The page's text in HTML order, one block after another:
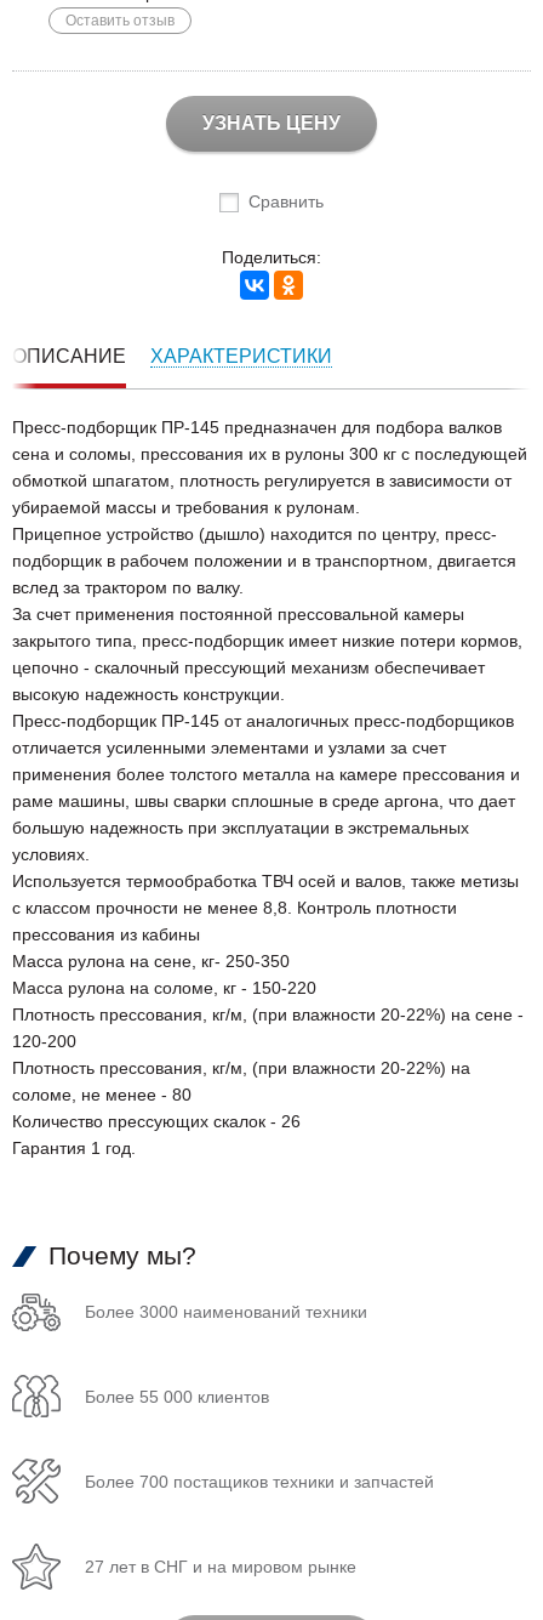
Оставить отзыв
УЗНАТЬ ЦЕНУ
Сравнить
Поделиться:
ОПИСАНИЕ ХАРАКТЕРИСТИКИ
Пресс-подборщик ПР-145 предназначен для подбора валков
сена и соломы, прессования их в рулоны 300 кг с последующей
обмоткой шпагатом, плотность регулируется в зависимости от
убираемой массы и требования к рулонам.
Прицепное устройство (дышло) находится по центру, пресс-
подборщик в рабочем положении и в транспортном, двигается
вслед за трактором по валку.
За счет применения постоянной прессовальной камеры
закрытого типа, пресс-подборщик имеет низкие потери кормов,
цепочно - скалочный прессующий механизм обеспечивает
высокую надежность конструкции.
Пресс-подборщик ПР-145 от аналогичных пресс-подборщиков
отличается усиленными элементами и узлами за счет
применения более толстого металла на камере прессования и
раме машины, швы сварки сплошные в среде аргона, что дает
большую надежность при эксплуатации в экстремальных
условиях.
Используется термообработка ТВЧ осей и валов, также метизы
с классом прочности не менее 8,8. Контроль плотности
прессования из кабины
Масса рулона на сене, кг- 250-350
Масса рулона на соломе, кг - 150-220
Плотность прессования, кг/м, (при влажности 20-22%) на сене -
120-200
Плотность прессования, кг/м, (при влажности 20-22%) на
соломе, не менее - 80
Количество прессующих скалок - 26
Гарантия 1 год.
Почему мы?
Более 3000 наименований техники
Более 55 000 клиентов
Более 700 постащиков техники и запчастей
27 лет в СНГ и на мировом рынке